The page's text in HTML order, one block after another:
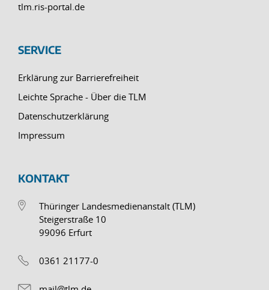
tlm.ris-portal.de
SERVICE
Erklärung zur Barrierefreiheit
Leichte Sprache - Über die TLM
Datenschutzerklärung
Impressum
KONTAKT
Thüringer Landesmedienanstalt (TLM)
Steigerstraße 10
99096 Erfurt
0361 21177-0